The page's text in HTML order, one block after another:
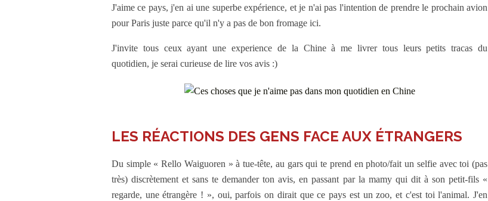
J'aime ce pays, j'en ai une superbe expérience, et je n'ai pas l'intention de prendre le prochain avion
pour Paris juste parce qu'il n'y a pas de bon fromage ici.
J'invite tous ceux ayant une experience de la Chine à me livrer tous leurs petits tracas du
quotidien, je serai curieuse de lire vos avis :)
LES RÉACTIONS DES GENS FACE AUX ÉTRANGERS
Du simple « Rello Waiguoren » à tue-tête, au gars qui te prend en photo/fait un selfie avec toi (pas
très) discrètement et sans te demander ton avis, en passant par la mamy qui dit à son petit-fils «
regarde, une étrangère ! », oui, parfois on dirait que ce pays est un zoo, et c'est toi l'animal. J'en